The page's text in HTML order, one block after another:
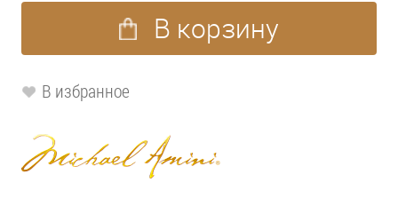
В корзину
В избранное